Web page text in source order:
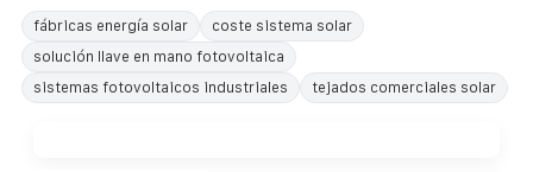
fábricas energía solar
coste sistema solar
solución llave en mano fotovoltaica
sistemas fotovoltaicos industriales
tejados comerciales solar